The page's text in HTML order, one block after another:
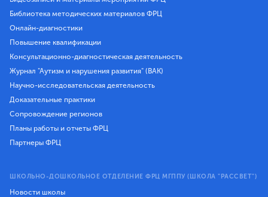
Библиотека методических материалов ФРЦ
Онлайн-диагностики
Повышение квалификации
Консультационно-диагностическая деятельность
Журнал "Аутизм и нарушения развития" (ВАК)
Научно-исследовательская деятельность
Доказательные практики
Сопровождение регионов
Планы работы и отчеты ФРЦ
Партнеры ФРЦ
ШКОЛЬНО-ДОШКОЛЬНОЕ ОТДЕЛЕНИЕ ФРЦ МГППУ (ШКОЛА "РАССВЕТ")
Новости школы